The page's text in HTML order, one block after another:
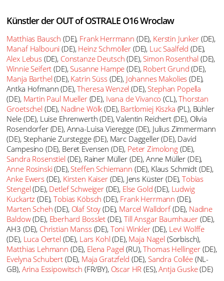
Künstler der OUT of OSTRALE O16 Wroclaw
Matthias Bausch (DE), Frank Herrmann (DE), Kerstin Junker (DE),
Manaf Halbouni(DE), Heinz Schmöller (DE), Luc Saalfeld(DE),
Alex Lebus (DE), Constanze Deutsch(DE),Simon Rosenthal (DE),
Winnie Seifert(DE),Susanne Hampe(DE), Robert Grund(DE),
Manja Barthel (DE),Katrin Süss (DE),Johannes Makolies(DE),
Antka Hofmann (DE),Theresa Wenzel (DE),Stephan Popella
(DE), Martin Paul Mueller (DE), Ivana de Vivanco(CL),Thorstan
Groetschel (DE), Nadine Wölk(DE), Bartlomiej Kiszka (PL), Bühler
Nele (DE), Luise Ehrenwerth (DE), Valentin Reichert (DE), Olivia
Rosendorfer (DE), Anna-Luisa Vieregge (DE), Julius Zimmermann
(DE), Stephanie Zurstegge (DE), Marc Daggeller (DE), David
Campesino (DE), Beret Evensen (DE), Peter Zimolong (DE),
Sandra Rosenstiel (DE), Rainer Müller (DE), Anne Müller (DE),
Anne Rosinski(DE),Steffen Schiemann (DE), Klaus Schmidt (DE),
Anke Ewers (DE), Kirsten Kaiser (DE), Jens Küster (DE),Tobias
Stengel (DE), Detlef Schweiger (DE), Else Gold(DE), Ludwig
Kuckartz(DE),Tobias Köbsch(DE), Frank Herrmann (DE),
Marten Scheh (DE), Olaf Stoy (DE), Marcel Walldorf(DE), Nadine
Baldow(DE), Eberhard Bosslet (DE),Till Ansgar Baumhauer(DE),
AH3 (DE), Christian Manss (DE), Toni Winkler(DE), Levi Wolffe
(DE), Luca Oertel (DE), Lars Kohl(DE), Maja Nagel (Sorbisch),
Matthias Lehmann (DE), Elena Pagel (RU),Thomas Hellinger (DE),
Evelyna Schubert (DE), Maja Gratzfeld (DE), Sandra Collée(NL-
GB), Arina Essipowitsch (FR/BY), Oscar HR(ES),Antja Guske(DE)